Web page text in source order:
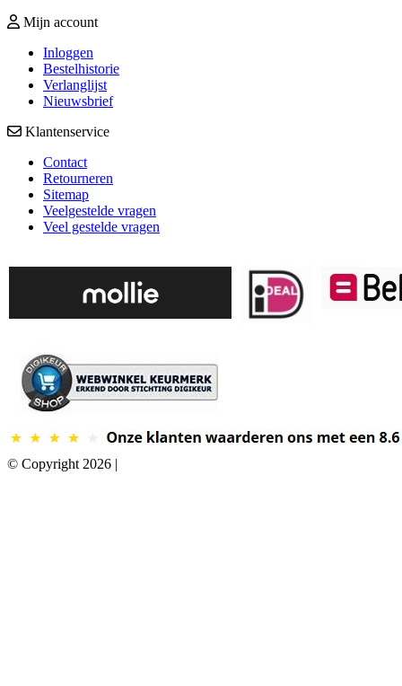
Mijn account
Inloggen
Bestelhistorie
Verlanglijst
Nieuwsbrief
Klantenservice
Contact
Retourneren
Sitemap
Veelgestelde vragen
Veel gestelde vragen
© Copyright 2026 |